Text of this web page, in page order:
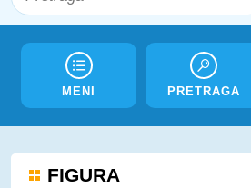
MENI PRETRAGA
FIGURA